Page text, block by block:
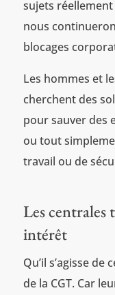
sujets
nous
blocages
Les hommes et
cherchent des
pour sauver des
ou tout
travail ou de
Les centrales
intérêt
Qu’il s’agisse
de la CGT. Car